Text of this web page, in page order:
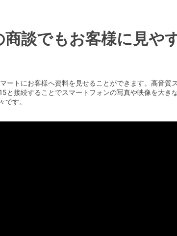
商談でもお客様に見や
ートにお客様へ資料を見せることができます。高音
と接続することでスマートフォンの写真や映像を大
です。